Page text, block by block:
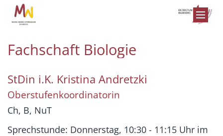
Zum Inhalt springen
Fachschaft Biologie
StDin i.K. Kristina Andretzki
Oberstufenkoordinatorin
Ch, B, NuT
Sprechstunde: Donnerstag, 10:30 - 11:15 Uhr im